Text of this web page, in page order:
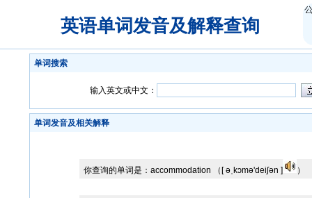
英语单词发音及解释查询
单词搜索
输入英文或中文：
单词发音及相关解释
你查询的单词是： accommodation （[ əˌkɔmə'deiʃən ] ）